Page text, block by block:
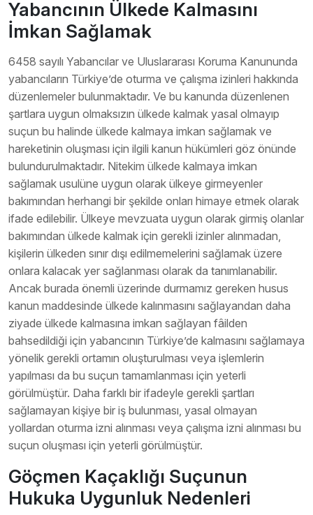
Yabancının Ülkede Kalmasını
İmkan Sağlamak
6458 sayılı Yabancılar ve Uluslararası Koruma Kanununda
yabancıların Türkiye’de oturma ve çalışma izinleri hakkında
düzenlemeler bulunmaktadır. Ve bu kanunda düzenlenen
şartlara uygun olmaksızın ülkede kalmak yasal olmayıp
suçun bu halinde ülkede kalmaya imkan sağlamak ve
hareketinin oluşması için ilgili kanun hükümleri göz önünde
bulundurulmaktadır. Nitekim ülkede kalmaya imkan
sağlamak usulüne uygun olarak ülkeye girmeyenler
bakımından herhangi bir şekilde onları himaye etmek olarak
ifade edilebilir. Ülkeye mevzuata uygun olarak girmiş olanlar
bakımından ülkede kalmak için gerekli izinler alınmadan,
kişilerin ülkeden sınır dışı edilmemelerini sağlamak üzere
onlara kalacak yer sağlanması olarak da tanımlanabilir.
Ancak burada önemli üzerinde durmamız gereken husus
kanun maddesinde ülkede kalınmasını sağlayandan daha
ziyade ülkede kalmasına imkan sağlayan fâilden
bahsedildiği için yabancının Türkiye’de kalmasını sağlamaya
yönelik gerekli ortamın oluşturulması veya işlemlerin
yapılması da bu suçun tamamlanması için yeterli
görülmüştür. Daha farklı bir ifadeyle gerekli şartları
sağlamayan kişiye bir iş bulunması, yasal olmayan
yollardan oturma izni alınması veya çalışma izni alınması bu
suçun oluşması için yeterli görülmüştür.
Göçmen Kaçaklığı Suçunun
Hukuka Uygunluk Nedenleri